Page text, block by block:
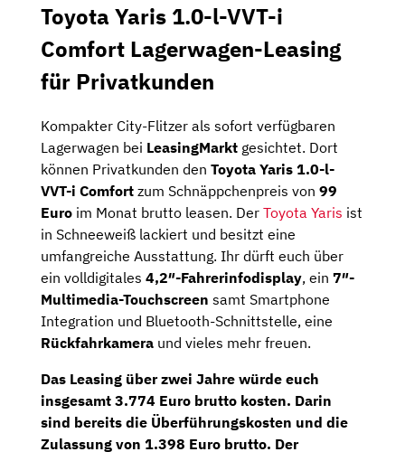
Toyota Yaris 1.0-l-VVT-i
Comfort Lagerwagen-Leasing
für Privatkunden
Kompakter City-Flitzer als sofort verfügbaren
Lagerwagen bei LeasingMarkt gesichtet. Dort
können Privatkunden den Toyota Yaris 1.0-l-
VVT-i Comfort zum Schnäppchenpreis von 99
Euro im Monat brutto leasen. Der Toyota Yaris ist
in Schneeweiß lackiert und besitzt eine
umfangreiche Ausstattung. Ihr dürft euch über
ein volldigitales 4,2″-Fahrerinfodisplay, ein 7″-
Multimedia-Touchscreen samt Smartphone
Integration und Bluetooth-Schnittstelle, eine
Rückfahrkamera und vieles mehr freuen.
Das Leasing über zwei Jahre würde euch
insgesamt 3.774 Euro brutto kosten. Darin
sind bereits die Überführungskosten und die
Zulassung von 1.398 Euro brutto. Der